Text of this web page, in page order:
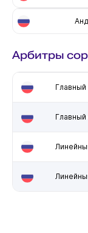
Арбитры
Главный
Главный